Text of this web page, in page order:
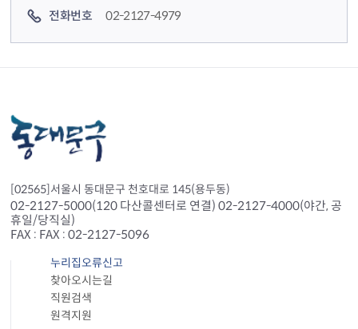
전화번호
02-2127-4979
[02565]서울시 동대문구 천호대로 145(용두동)
02-2127-5000(120 다산콜센터로 연결) 02-2127-4000(야간, 공
휴일/당직실)
FAX : FAX : 02-2127-5096
누리집오류신고
찾아오시는길
직원검색
원격지원